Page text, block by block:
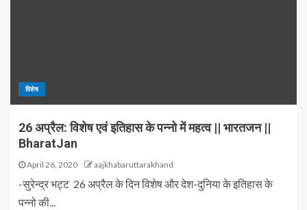
विशेष
26 अप्रैल: विशेष एवं इतिहास के पन्नो में महत्व || भारतजन ||
BharatJan
April 26, 2020 aajkhabaruttarakhand
-सुरेन्द्र भट्ट 26 अप्रैल के दिन विशेष और देश-दुनिया के इतिहास के
पन्नो की...